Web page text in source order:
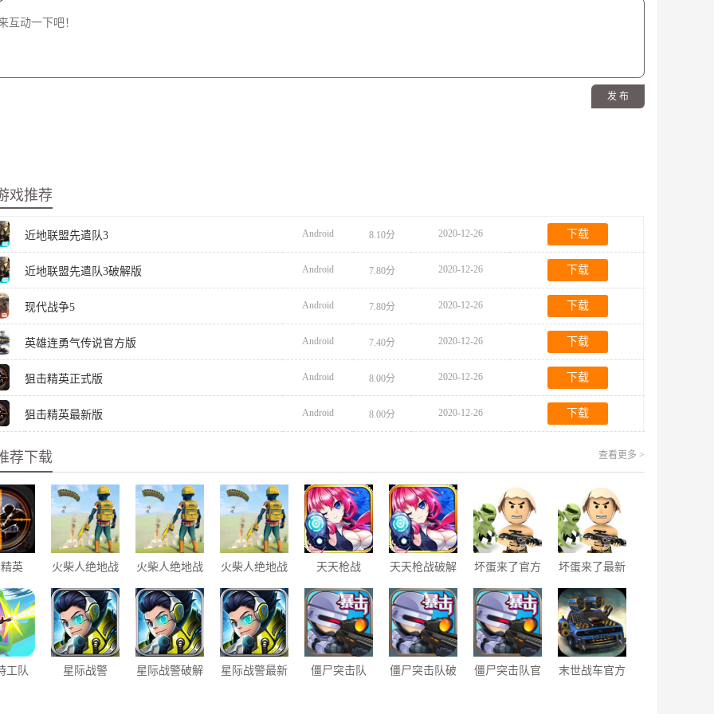
发 布
戏推荐
近地联盟先遣队3 Android 8.10分 2020-12-26 下载
近地联盟先遣队3破解版 Android 7.80分 2020-12-26 下载
现代战争5 Android 7.80分 2020-12-26 下载
英雄连勇气传说官方版 Android 7.40分 2020-12-26 下载
狙击精英正式版 Android 8.00分 2020-12-26 下载
狙击精英最新版 Android 8.00分 2020-12-26 下载
荐下载 查看更多 >
英
火柴人绝地战
火柴人绝地战
火柴人绝地战
天天枪战
天天枪战破解
坏蛋来了官方
坏蛋来了最新
工队 星际战警
星际战警破解
星际战警最新
僵尸突击队
僵尸突击队破
僵尸突击队官
末世战车官方